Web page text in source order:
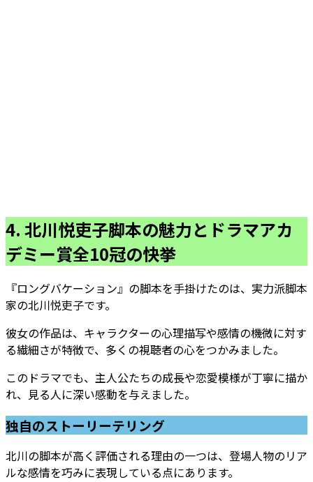
4. 北川悦吏子脚本の魅力とドラマアカ
デミー賞全10冠の快挙
『ロングバケーション』の脚本を手掛けたのは、実力派脚本
家の北川悦吏子です。
彼女の作品は、キャラクターの心理描写や感情の機微に対す
る繊細さが特徴で、多くの視聴者の心をつかみました。
このドラマでも、主人公たちの成長や恋愛模様が丁寧に描か
れ、見る人に深い感動を与えました。
独自のストーリーテリング
北川の脚本が高く評価される理由の一つは、登場人物のリア
ルな感情を巧みに表現している点にあります。